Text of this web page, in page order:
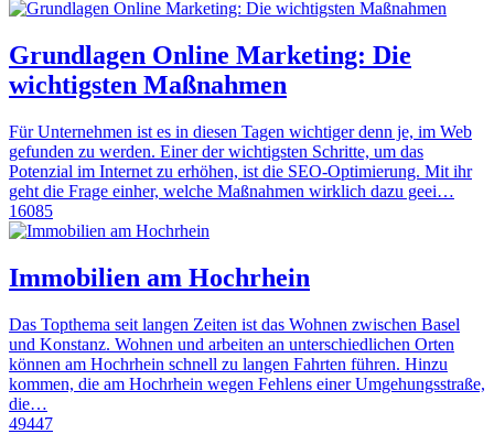
Grundlagen Online Marketing: Die
wichtigsten Maßnahmen
Für Unternehmen ist es in diesen Tagen wichtiger denn je, im Web
gefunden zu werden. Einer der wichtigsten Schritte, um das
Potenzial im Internet zu erhöhen, ist die SEO-Optimierung. Mit ihr
geht die Frage einher, welche Maßnahmen wirklich dazu geei…
16085
Immobilien am Hochrhein
Das Topthema seit langen Zeiten ist das Wohnen zwischen Basel
und Konstanz. Wohnen und arbeiten an unterschiedlichen Orten
können am Hochrhein schnell zu langen Fahrten führen. Hinzu
kommen, die am Hochrhein wegen Fehlens einer Umgehungsstraße,
die…
49447